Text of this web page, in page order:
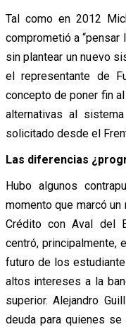
Tal como en 2012
comprometió a “pensar
sin plantear un nuevo
el representante de
concepto de poner fin
alternativas al
solicitado desde el
Las diferencias
Hubo algunos
momento que marcó
Crédito con Aval del
centró, principalmente,
futuro de los
altos intereses a la
superior. Alejandro
deuda para quienes